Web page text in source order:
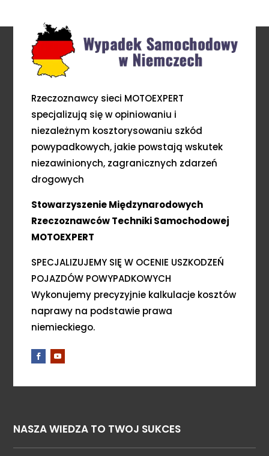
Rzeczoznawcy sieci MOTOEXPERT
specjalizują się w opiniowaniu i
niezależnym kosztorysowaniu szkód
powypadkowych, jakie powstają wskutek
niezawinionych, zagranicznych zdarzeń
drogowych
Stowarzyszenie Międzynarodowych
Rzeczoznawców Techniki Samochodowej
MOTOEXPERT
SPECJALIZUJEMY SIĘ W OCENIE USZKODZEŃ
POJAZDÓW POWYPADKOWYCH
Wykonujemy precyzyjnie kalkulacje kosztów
naprawy na podstawie prawa
niemieckiego.
NASZA WIEDZA TO TWOJ SUKCES